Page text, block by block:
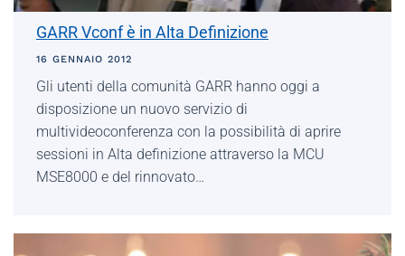
GARR Vconf è in Alta Definizione
16 GENNAIO 2012
Gli utenti della comunità GARR hanno oggi a
disposizione un nuovo servizio di
multivideoconferenza con la possibilità di aprire
sessioni in Alta definizione attraverso la MCU
MSE8000 e del rinnovato…